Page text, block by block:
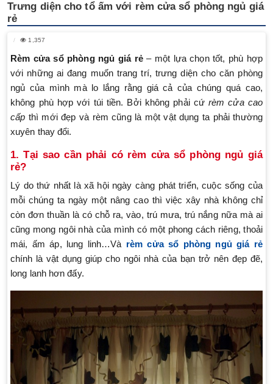
Trưng diện cho tổ ấm với rèm cửa sổ phòng ngủ giá
rẻ
1,357
Rèm cửa sổ phòng ngủ giá rẻ– một lựa chọn tốt, phù hợp
với những ai đang muốn trang trí, trưng diện cho căn phòng
ngủ của mình mà lo lắng rằng giá cả của chúng quá cao,
không phù hợp với túi tiền. Bởi không phải cứrèm cửa cao
cấp thì mới đẹp và rèm cũng là một vật dụng ta phải thường
xuyên thay đổi.
1. Tại sao cần phải có rèm cửa sổ phòng ngủ giá
rẻ?
Lý do thứ nhất là xã hội ngày càng phát triển, cuộc sống của
mỗi chúng ta ngày một nâng cao thì việc xây nhà không chỉ
còn đơn thuần là có chỗ ra, vào, trú mưa, trú nắng nữa mà ai
cũng mong ngôi nhà của mình có một phong cách riêng, thoải
mái, ấm áp, lung linh…Và rèm cửa sổ phòng ngủ giá rẻ
chính là vật dụng giúp cho ngôi nhà của bạn trở nên đẹp đẽ,
long lanh hơn đấy.